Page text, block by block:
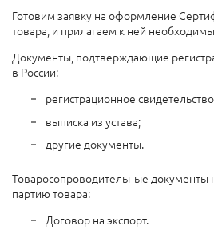
Готовим заявку на оформление
товара, и прилагаем к ней
Документы, подтверждающие
в России:
регистрационное
выписка из устава;
другие документы.
Товаросопроводительные документы
партию товара:
Договор на экспорт.